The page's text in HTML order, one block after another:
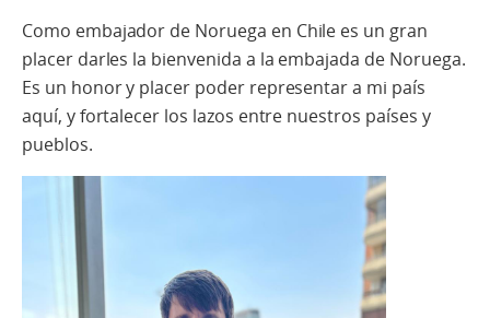
Como embajador de Noruega en Chile es un gran
placer darles la bienvenida a la embajada de Noruega.
Es un honor y placer poder representar a mi país
aquí, y fortalecer los lazos entre nuestros países y
pueblos.